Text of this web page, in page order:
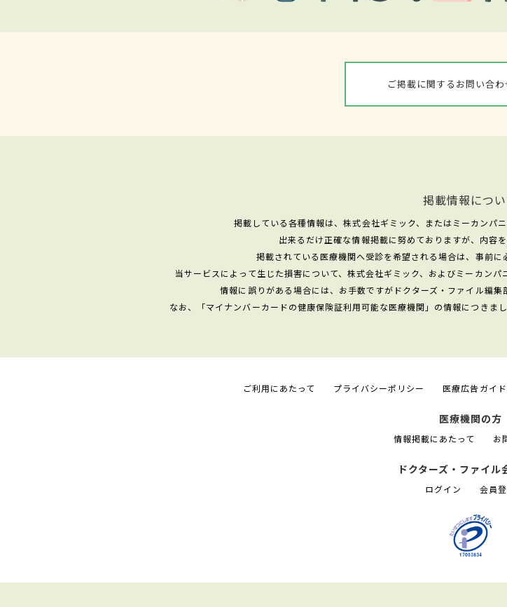
ご掲載に関するお問い合わ
掲載情報につ
掲載している各種情報は、株式会社ギミック、またはミーカンパ
出来るだけ正確な情報掲載に努めておりますが、内容
掲載されている医療機関へ受診を希望される場合は、事前に
当サービスによって生じた損害について、株式会社ギミック、およびミーカン
情報に誤りがある場合には、お手数ですがドクターズ・ファイル編集
なお、「マイナンバーカードの健康保険証利用可能な医療機関」の情報につきま
ご利用にあたって プライバシーポリシー 医療広告ガイ
医療機関の方
情報掲載にあたって お
ドクターズ・ファイル
ログイン 会員